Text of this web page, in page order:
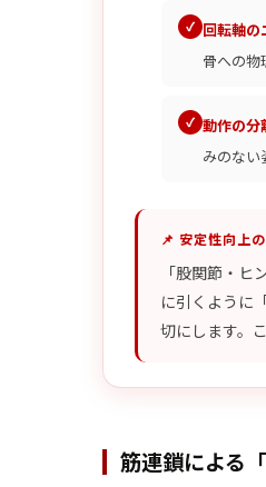
回転軸の
骨への物
動作の分
みのない
📌 安定性向上
「股関節・
に引くように
切にします。
筋連鎖による